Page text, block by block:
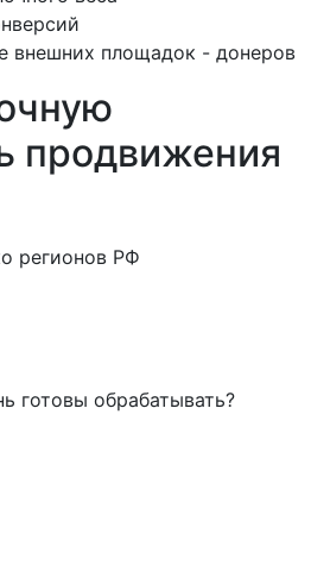
внешних площадок - донеров
продвижения
регионов РФ
готовы обрабатывать?